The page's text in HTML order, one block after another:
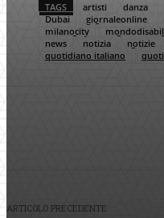
TAGS artisti danza
Dubai
giornaleonline
milanocity
news
notizia notizie
quotidiano italiano
ARTICOLO PRECEDENTE